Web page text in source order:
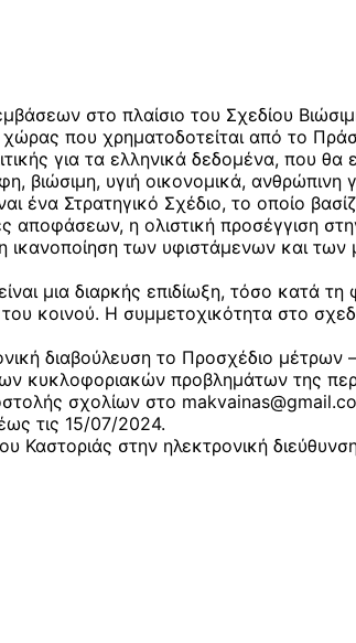
στο πλαίσιο του Σχεδίου
που χρηματοδοτείται από το
για τα ελληνικά δεδομένα, που θα
βιώσιμη, υγιή οικονομικά, ανθρώπινη
ένα Στρατηγικό Σχέδιο, το οποίο
αποφάσεων, η ολιστική προσέγγιση
ικανοποίηση των υφιστάμενων και
μια διαρκής επιδίωξη, τόσο κατά
κοινού. Η συμμετοχικότητα στο
διαβούλευση το Προσχέδιο
κυκλοφοριακών προβλημάτων της
σχολίων στο
τις 15/07/2024.
Καστοριάς στην ηλεκτρονική